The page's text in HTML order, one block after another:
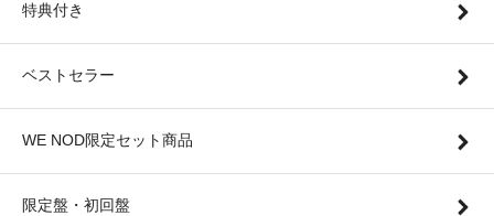
特典付き
ベストセラー
WE NOD限定セット商品
限定盤・初回盤